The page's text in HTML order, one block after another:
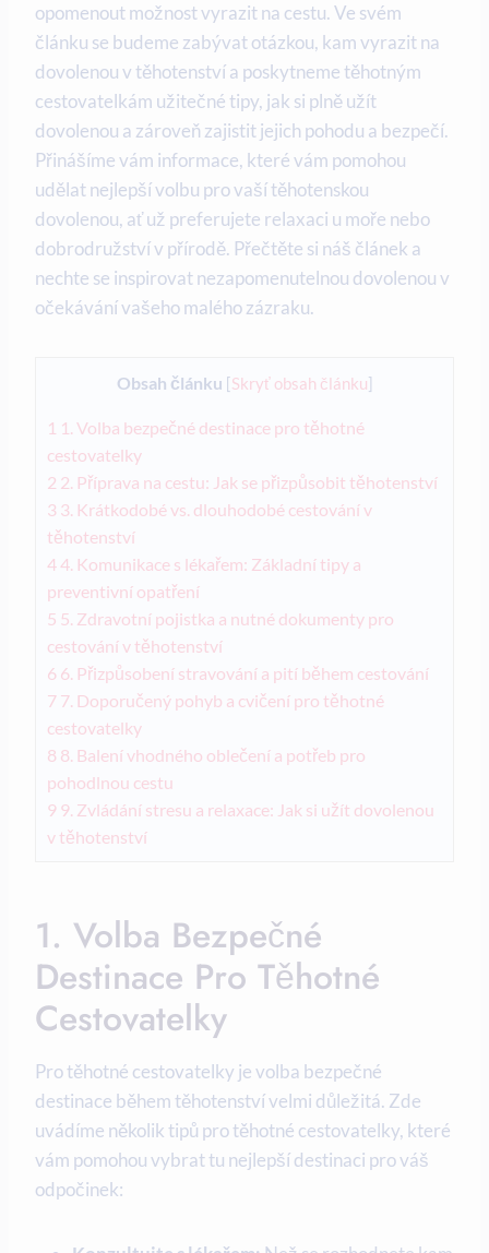
opomenout⁢ možnost vyrazit na‍ cestu. Ve svém
článku ⁤se budeme zabývat otázkou, kam vyrazit na
dovolenou v ‌těhotenství a poskytneme⁤ těhotným⁣
cestovatelkám užitečné tipy, jak⁣ si plně‌ užít
dovolenou a‍ zároveň zajistit jejich pohodu a bezpečí.
Přinášíme vám informace, které vám pomohou
⁤udělat nejlepší volbu pro⁣ vaší těhotenskou
dovolenou, ‌ať už preferujete ⁣relaxaci ‌u moře nebo
dobrodružství v přírodě. ⁣Přečtěte si náš článek a ​
nechte se inspirovat nezapomenutelnou dovolenou v
očekávání vašeho malého zázraku.
Obsah článku [Skryť obsah článku]
1 1. Volba bezpečné destinace⁤ pro těhotné
cestovatelky
2 2. Příprava na cestu: Jak‍ se přizpůsobit těhotenství
3 3. Krátkodobé vs. ​dlouhodobé cestování v
těhotenství
4 4. Komunikace s lékařem: Základní tipy a
preventivní opatření
5 5. Zdravotní pojistka a nutné dokumenty pro
cestování‍ v těhotenství
6 6. Přizpůsobení stravování a pití během cestování
7 7. Doporučený pohyb a cvičení ⁣pro těhotné
cestovatelky
8 8. Balení vhodného oblečení a‌ potřeb⁣ pro
pohodlnou cestu
9 9. Zvládání stresu a relaxace: Jak si užít dovolenou
v těhotenství
1. Volba Bezpečné
Destinace⁤ Pro Těhotné
Cestovatelky
Pro těhotné cestovatelky je volba bezpečné
destinace během⁤ těhotenství‌ velmi důležitá. Zde
uvádíme několik⁣ tipů pro ‌těhotné cestovatelky, které
vám pomohou‍ vybrat tu nejlepší destinaci pro ‌váš
odpočinek: